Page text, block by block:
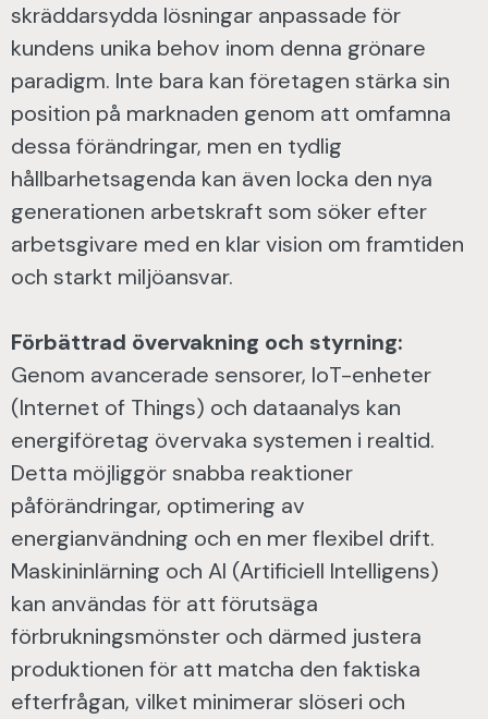
skräddarsydda lösningar anpassade för
kundens unika behov inom denna grönare
paradigm. Inte bara kan företagen stärka sin
position på marknaden genom att omfamna
dessa förändringar, men en tydlig
hållbarhetsagenda kan även locka den nya
generationen arbetskraft som söker efter
arbetsgivare med en klar vision om framtiden
och starkt miljöansvar.
Förbättrad övervakning och styrning:
Genom avancerade sensorer, IoT-enheter
(Internet of Things) och dataanalys kan
energiföretag övervaka systemen i realtid.
Detta möjliggör snabba reaktioner
påförändringar, optimering av
energianvändning och en mer flexibel drift.
Maskininlärning och AI (Artificiell Intelligens)
kan användas för att förutsäga
förbrukningsmönster och därmed justera
produktionen för att matcha den faktiska
efterfrågan, vilket minimerar slöseri och